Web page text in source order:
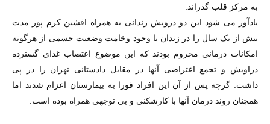
به مرکز قلب گذراند.
یادآور می شود این دو درویش زندانی به همراه افشین کرم پور مدت
بیش از یک سال را در زندان با وجود وخامت وضعیت جسمی از هرگونه
امکانات درمانی محروم بودند که این موضوع اعتصاب غذای گسترده
دراویش و تجمع اعتراضی آنها در مقابل دادستانی تهران را در پی
داشت. گرچه پس از آن این افراد فورا به بیمارستان اعزام شدند اما
همچنان روند درمان آنها با کارشکنی و بی توجهی همراه بوده است.